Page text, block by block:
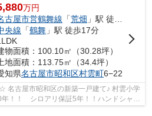
万円
古屋市営鶴舞線 「荒畑 」駅 徒歩12分
央線 「鶴舞」駅 徒歩17分
物面積：100.10㎡（30.28坪）
地面積：113.75㎡（34.4坪）
知県名古屋市昭和区村雲町6−22
古屋市昭和区の新築一戸建て♪ 村雲小学
！！ シロアリ保証5年！！ハンドシャワ